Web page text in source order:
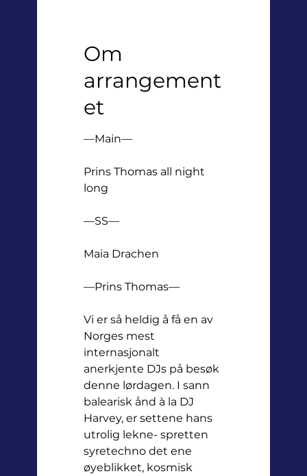
Om
arrangement
et
—Main—
Prins Thomas all night
long
—SS—
Maia Drachen
—Prins Thomas—
Vi er så heldig å få en av
Norges mest
internasjonalt
anerkjente DJs på besøk
denne lørdagen. I sann
balearisk ånd à la DJ
Harvey, er settene hans
utrolig lekne- spretten
syretechno det ene
øyeblikket, kosmisk